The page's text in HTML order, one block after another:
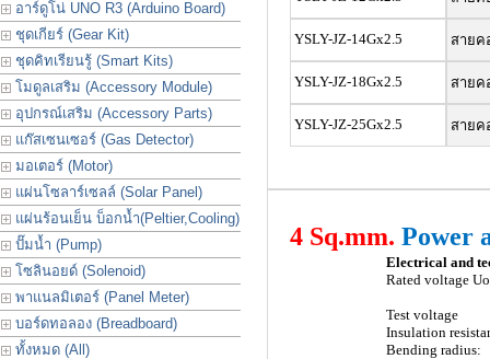
อาร์ดูโน่ UNO R3 (Arduino Board)
ชุดเกียร์ (Gear Kit)
ชุดคิทเรียนรู้ (Smart Kits)
โมดูลเสริม (Accessory Module)
อุปกรณ์เสริม (Accessory Parts)
แก๊สเซนเซอร์ (Gas Detector)
มอเตอร์ (Motor)
แผ่นโซลาร์เซลล์ (Solar Panel)
แผ่นร้อนเย็น บ็อกน้ำ(Peltier,Cooling)
ปั๊มน้ำ (Pump)
โซลินอยด์ (Solenoid)
พาแนลมิเตอร์ (Panel Meter)
บอร์ดทอลอง (Breadboard)
ทั้งหมด (All)
YSLY-JZ-14Gx2.5 สายค
YSLY-JZ-18Gx2.5 สายค
YSLY-JZ-25Gx2.5 สายค
4 Sq.mm. Power
Electrical and
Rated voltage
Test voltage
Insulation
Bending radius: